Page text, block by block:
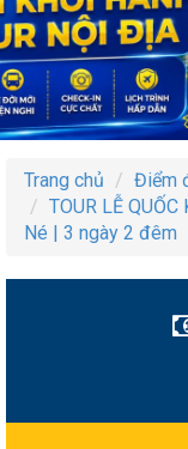
Trang chủ
Điểm
TOUR LỄ
Né | 3 ngày 2 đêm